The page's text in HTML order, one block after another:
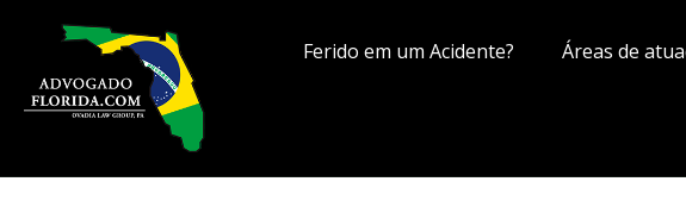
Ferido em um Acidente? Áreas de